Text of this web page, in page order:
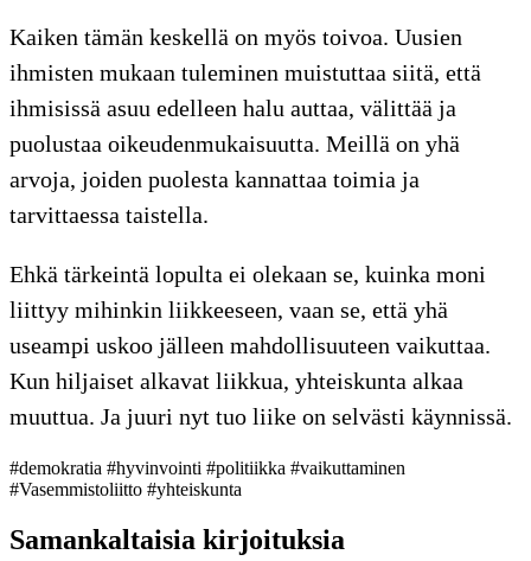
Kaiken tämän keskellä on myös toivoa. Uusien
ihmisten mukaan tuleminen muistuttaa siitä, että
ihmisissä asuu edelleen halu auttaa, välittää ja
puolustaa oikeudenmukaisuutta. Meillä on yhä
arvoja, joiden puolesta kannattaa toimia ja
tarvittaessa taistella.
Ehkä tärkeintä lopulta ei olekaan se, kuinka moni
liittyy mihinkin liikkeeseen, vaan se, että yhä
useampi uskoo jälleen mahdollisuuteen vaikuttaa.
Kun hiljaiset alkavat liikkua, yhteiskunta alkaa
muuttua. Ja juuri nyt tuo liike on selvästi käynnissä.
#demokratia #hyvinvointi #politiikka #vaikuttaminen
#Vasemmistoliitto #yhteiskunta
Samankaltaisia kirjoituksia